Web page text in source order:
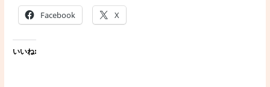
Facebook X
いいね: